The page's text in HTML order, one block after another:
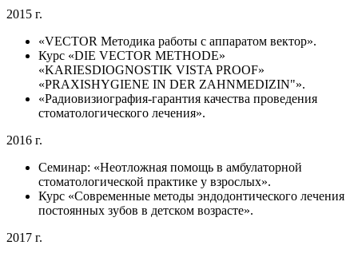
2015 г.
«VECTOR Методика работы с аппаратом вектор».
Курс «DIE VECTOR METHODE»
«KARIESDIOGNOSTIK VISTA PROOF»
«PRAXISHYGIENE IN DER ZAHNMEDIZIN"».
«Радиовизиография-гарантия качества проведения
стоматологического лечения».
2016 г.
Семинар: «Неотложная помощь в амбулаторной
стоматологической практике у взрослых».
Курс «Современные методы эндодонтического лечения
постоянных зубов в детском возрасте».
2017 г.